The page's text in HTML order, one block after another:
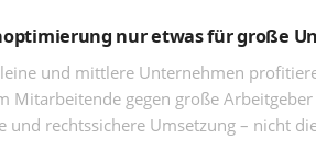
nur etwas für große
und mittlere Unternehmen
Mitarbeitende gegen große
und rechtssichere Umsetzung – nicht